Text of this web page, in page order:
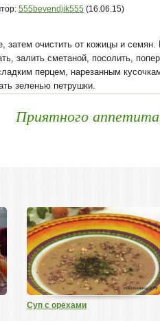
555bevendjik555 (16.06.15)
затем очистить от кожицы и
залить сметаной, посолить,
перцем, нарезанным
зеленью петрушки.
Приятного
Суп с орехами